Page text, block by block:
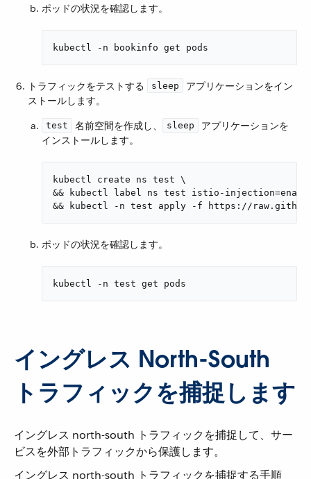
ポッドの状況を確認します。
kubectl -n bookinfo get pods
トラフィックをテストする ​ sleep
​ アプリケーションをイン
ストールします。
test ​ 名前空間を作成し、​ sleep
​ アプリケーションを
インストールします。
kubectl create ns test \
&& kubectl label ns test istio-
&& kubectl -n test apply -f https://
ポッドの状況を確認します。
kubectl -n test get pods
イングレス North-South
トラフィックを捕捉します
イングレス north-south トラフィックを捕捉して、サー
ビスを外部トラフィックから保護します。
イングレス north-south トラフィックを捕捉する手順